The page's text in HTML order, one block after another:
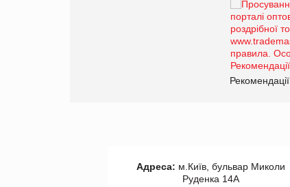
Рекомендації
Адреса: м.Київ, бульвар Миколи
Руденка 14А